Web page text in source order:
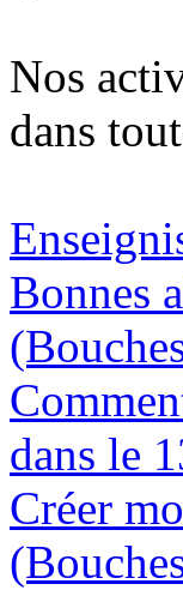
Nos
dans
Bonnes
dans le
Créer